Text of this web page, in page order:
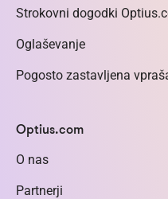
Strokovni dogodki
Oglaševanje
Pogosto zastavljena
Optius.com
O nas
Partnerji